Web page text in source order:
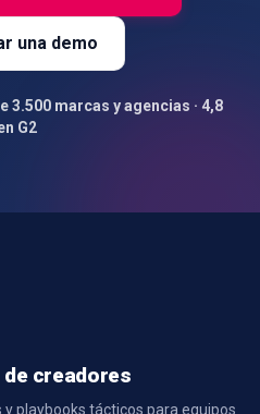
una demo
3.500 marcas y agencias · 4,8
G2
de creadores
playbooks tácticos para equipos